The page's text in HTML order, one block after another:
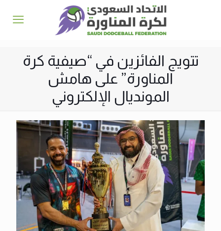
تتويج الفائزين في “صيفية كرة
المناورة” على هامش
المونديال الإلكتروني